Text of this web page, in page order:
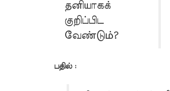
தனியாகக்
குறிப்பிட
வேண்டும்?
பதில் :